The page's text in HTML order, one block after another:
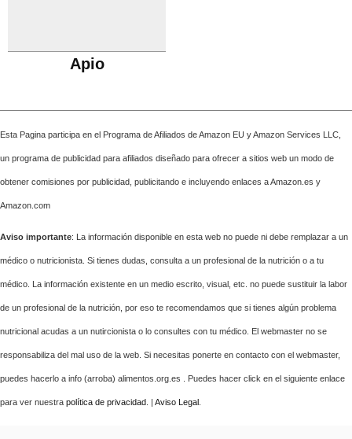
Apio
Esta Pagina participa en el Programa de Afiliados de Amazon EU y Amazon Services LLC,
un programa de publicidad para afiliados diseñado para ofrecer a sitios web un modo de
obtener comisiones por publicidad, publicitando e incluyendo enlaces a Amazon.es y
Amazon.com
Aviso importante: La información disponible en esta web no puede ni debe remplazar a un
médico o nutricionista. Si tienes dudas, consulta a un profesional de la nutrición o a tu
médico. La información existente en un medio escrito, visual, etc. no puede sustituir la labor
de un profesional de la nutrición, por eso te recomendamos que si tienes algún problema
nutricional acudas a un nutircionista o lo consultes con tu médico. El webmaster no se
responsabiliza del mal uso de la web. Si necesitas ponerte en contacto con el webmaster,
puedes hacerlo a info (arroba) alimentos.org.es . Puedes hacer click en el siguiente enlace
para ver nuestra política de privacidad . | Aviso Legal